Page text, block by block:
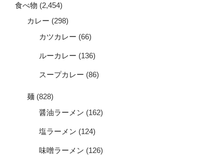
食べ物 (2,454)
カレー (298)
カツカレー (66)
ルーカレー (136)
スープカレー (86)
麺 (828)
醤油ラーメン (162)
塩ラーメン (124)
味噌ラーメン (126)